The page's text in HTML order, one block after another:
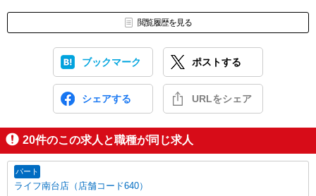
閲覧履歴を見る
ブックマーク ポストする
シェアする URLをシェア
20件のこの求人と職種が同じ求人
パート
ライフ南台店（店舗コード640）